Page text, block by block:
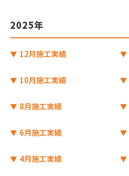
2025年
12月施工実績
10月施工実績
8月施工実績
6月施工実績
4月施工実績